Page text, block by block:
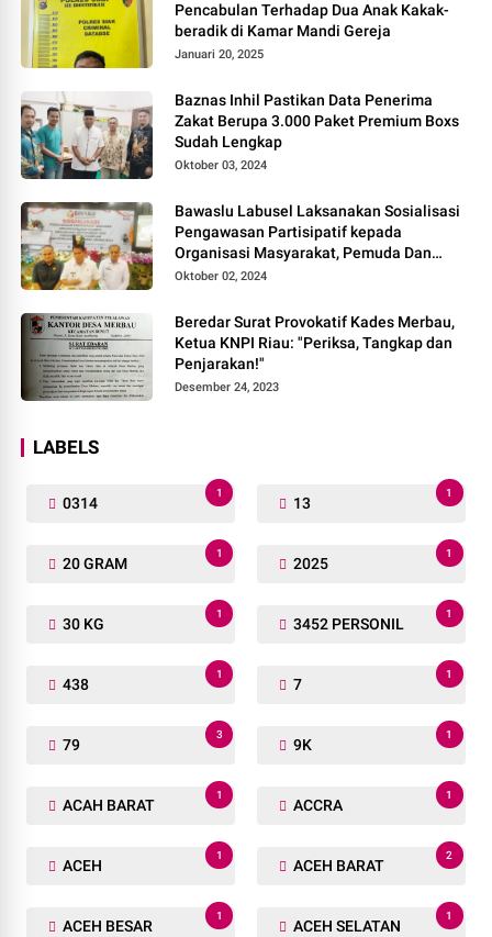
Pencabulan Terhadap Dua Anak Kakak-
beradik di Kamar Mandi Gereja
Januari 20, 2025
Baznas Inhil Pastikan Data Penerima
Zakat Berupa 3.000 Paket Premium Boxs
Sudah Lengkap
Oktober 03, 2024
Bawaslu Labusel Laksanakan Sosialisasi
Pengawasan Partisipatif kepada
Organisasi Masyarakat, Pemuda Dan
Agama Pada pilkada Serentak 2024
Oktober 02, 2024
Beredar Surat Provokatif Kades Merbau,
Ketua KNPI Riau: "Periksa, Tangkap dan
Penjarakan!"
Desember 24, 2023
LABELS
0314
1
13
1
20 GRAM
1
2025
1
30 KG
1
3452 PERSONIL
1
438
1
7
1
79
3
9K
1
ACAH BARAT
1
ACCRA
1
ACEH
1
ACEH BARAT
2
ACEH BESAR
1
ACEH SELATAN
1